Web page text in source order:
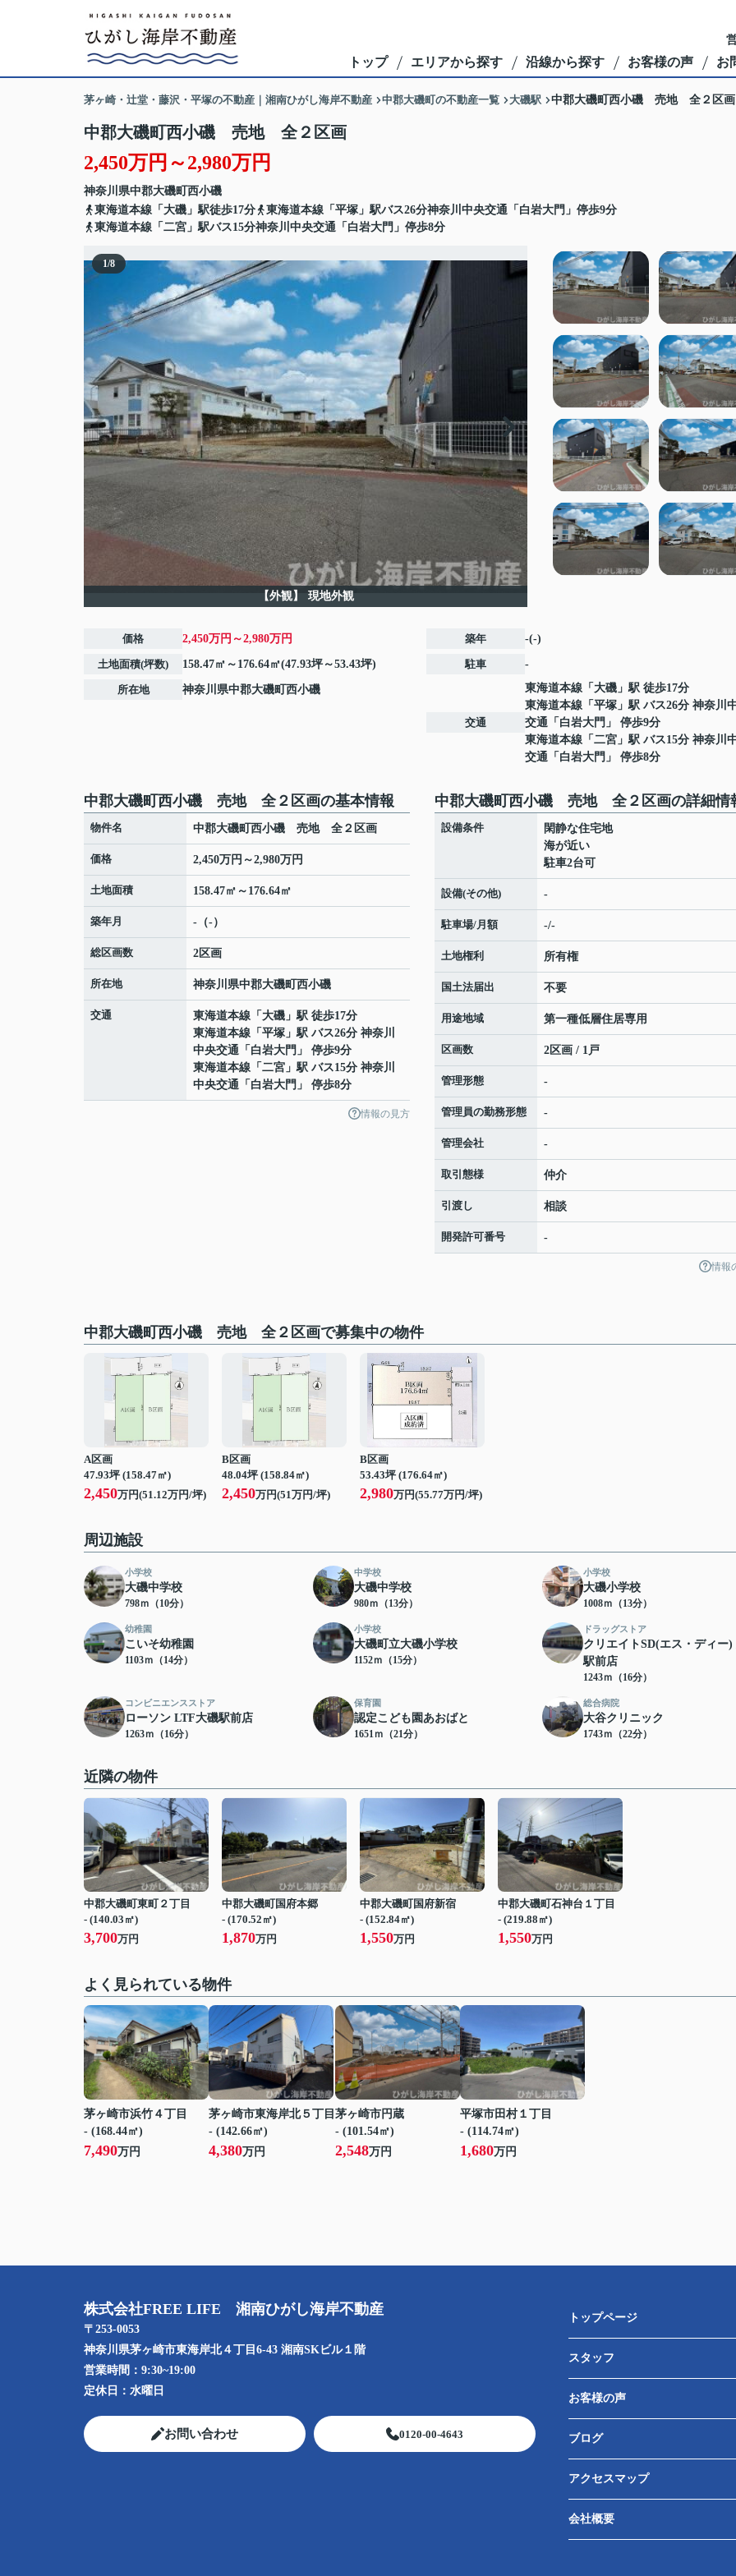
トップ エリアから探す 沿線から探す お客様の声 お
茅ヶ崎・辻堂・藤沢・平塚の不動産｜湘南ひがし海岸不動産 中郡大磯町の不動産一覧 大磯駅 中郡大磯町西小磯 売地 全２区画
中郡大磯町西小磯 売地 全２区画
2,450万円～2,980万円
神奈川県中郡大磯町 西小磯
東海道本線「大磯」駅徒歩17分
東海道本線「平塚」駅バス26分神奈川中央交通「白岩大門」停歩9分
東海道本線「二宮」駅バス15分神奈川中央交通「白岩大門」停歩8分
1/8
【外観】 現地外観
価格 2,450万円～2,980万円
土地面積(坪数) 158.47㎡～176.64㎡(47.93坪～53.43坪)
所在地 神奈川県中郡大磯町 西小磯
築年 -(-)
駐車 -
交通
東海道本線 「 大磯 」駅 徒歩17分
東海道本線 「 平塚 」駅 バス26分 神奈川
交通「白岩大門」 停歩9分
東海道本線 「 二宮 」駅 バス15分 神奈川
交通「白岩大門」 停歩8分
中郡大磯町西小磯 売地 全２区画の基本情報
物件名 中郡大磯町西小磯 売地 全２区画
価格 2,450万円～2,980万円
土地面積 158.47㎡～176.64㎡
築年月 -（-）
総区画数 2区画
所在地 神奈川県中郡大磯町 西小磯
交通 東海道本線 「 大磯 」駅 徒歩17分
東海道本線 「 平塚 」駅 バス26分 神奈川
中央交通「白岩大門」 停歩9分
東海道本線 「 二宮 」駅 バス15分 神奈川
中央交通「白岩大門」 停歩8分
情報の見方
中郡大磯町西小磯 売地 全２区画の詳細情
設備条件
閑静な住宅地
海が近い
駐車2台可
設備(その他) -
駐車場/月額 -/-
土地権利 所有権
国土法届出 不要
用途地域 第一種低層住居専用
区画数 2区画 / 1戸
管理形態 -
管理員の勤務形態 -
管理会社 -
取引態様 仲介
引渡し 相談
開発許可番号 -
情報
中郡大磯町西小磯 売地 全２区画で募集中の物件
A区画
47.93坪 (158.47㎡)
2,450万円(51.12万円/坪)
B区画
48.04坪 (158.84㎡)
2,450万円(51万円/坪)
B区画
53.43坪 (176.64㎡)
2,980万円(55.77万円/坪)
周辺施設
小学校
大磯中学校
798ｍ（10分）
中学校
大磯中学校
980ｍ（13分）
小学校
大磯小学校
1008ｍ（13分）
幼稚園
こいそ幼稚園
1103ｍ（14分）
小学校
大磯町立大磯小学校
1152ｍ（15分）
ドラッグストア
クリエイトSD(エス・ディー)
駅前店
1243ｍ（16分）
コンビニエンスストア
ローソン LTF大磯駅前店
1263ｍ（16分）
保育園
認定こども園あおばと
1651ｍ（21分）
総合病院
大谷クリニック
1743ｍ（22分）
近隣の物件
中郡大磯町東町２丁目
- (140.03㎡)
3,700万円
中郡大磯町国府本郷
- (170.52㎡)
1,870万円
中郡大磯町国府新宿
- (152.84㎡)
1,550万円
中郡大磯町石神台１丁目
- (219.88㎡)
1,550万円
よく見られている物件
茅ヶ崎市浜竹４丁目
- (168.44㎡)
7,490万円
茅ヶ崎市東海岸北５丁目
- (142.66㎡)
4,380万円
茅ヶ崎市円蔵
- (101.54㎡)
2,548万円
平塚市田村１丁目
- (114.74㎡)
1,680万円
株式会社FREE LIFE 湘南ひがし海岸不動産
〒253-0053
神奈川県茅ヶ崎市東海岸北４丁目6-43 湘南SKビル１階
営業時間： 9:30~19:00
定休日： 水曜日
お問い合わせ 0120-00-4643
トップページ
スタッフ
お客様の声
ブログ
アクセスマップ
会社概要